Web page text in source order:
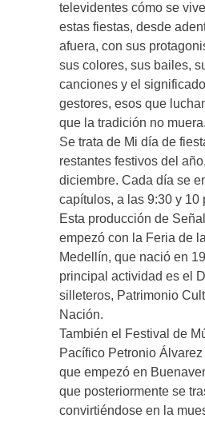
televidentes cómo se
estas fiestas, desde
afuera, con sus
sus colores, sus bailes,
canciones y el
gestores, esos que
que la tradición no muera.
Se trata de Mi día de
restantes festivos del
diciembre. Cada día se
capítulos, a las 9:30 y 10
Esta producción de
empezó con la Feria de
Medellín, que nació en
principal actividad es el
silleteros, Patrimonio
Nación.
También el Festival de
Pacífico Petronio
que empezó en
que posteriormente se
convirtiéndose en la